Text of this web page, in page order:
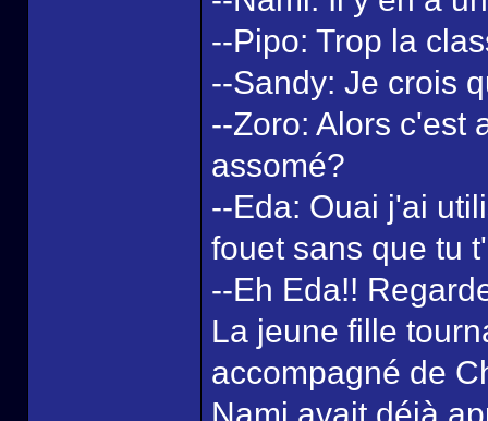
--Pipo: Trop la
--Sandy: Je crois
--Zoro: Alors c'est
assomé?
--Eda: Ouai j'ai
fouet sans que tu
--Eh Eda!!
La jeune fille
accompagné de